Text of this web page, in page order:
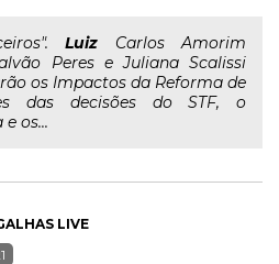
Luiz Carlos Amorim
Peres e Juliana Scalissi
os Impactos da Reforma de
das decisões do STF, o
os...
LIVE